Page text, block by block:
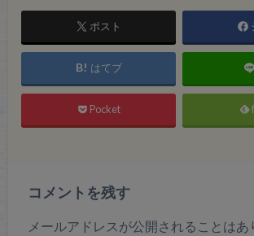
ポスト
はてブ
Pocket
コメントを残す
メールアドレスが公開されることはあ